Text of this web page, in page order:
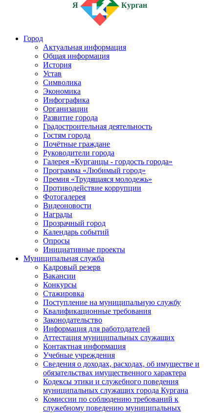
Я Курган
Город
Актуальная информация
Общая информация
История
Устав
Символика
Экономика
Инфографика
Организации
Развитие города
Градостроительная деятельность
Гостям города
Почётные граждане
Руководители города
Галерея «Курганцы - гордость города»
Программа «Любимый город»
Премия «Трудящаяся молодежь»
Противодействие коррупции
Фотогалерея
Видеоновости
Награды
Прозрачный город
Календарь событий
Опросы
Инициативные проекты
Муниципальная служба
Кадровый резерв
Вакансии
Конкурсы
Стажировка
Поступление на муниципальную службу
Квалификационные требования
Законодательство
Информация для работодателей
Аттестация муниципальных служащих
Контактная информация
Учебные учреждения
Сведения о доходах, расходах, об имуществе и
обязательствах имущественного характера
Кодексы этики и служебного поведения
муниципальных служащих города Кургана
Комиссии по соблюдению требований к
служебному поведению муниципальных